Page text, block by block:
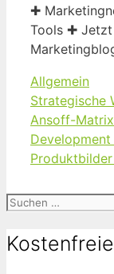
✚
Tools ✚ Jetzt
Kategorien
Allgemein
Strategische
Ansoff-
Development
Suchen